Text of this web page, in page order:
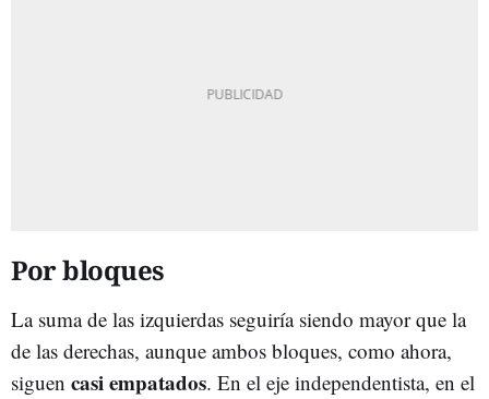
Por bloques
La suma de las izquierdas seguiría siendo mayor que la
de las derechas, aunque ambos bloques, como ahora,
siguen casi empatados. En el eje independentista, en el